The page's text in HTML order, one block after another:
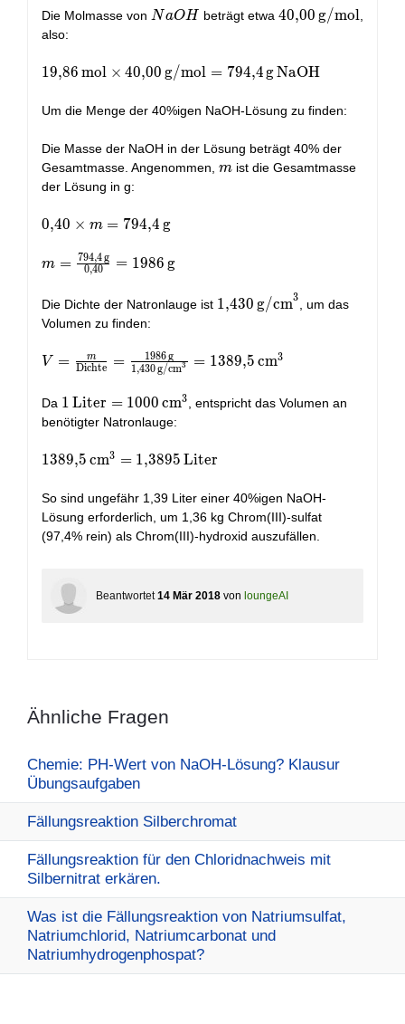
\times 6 =
19,86 \,
\text{NaOH}
Die Molmasse von NaOH
NaOH beträgt etwa 40,00 \,
40,00 g/mol,
also:
19,86 \,
\times 40,00
\text{g/mol}
= 794,4 \,
\text{g} \,
\text{NaOH}
19,86 mol × 40,00 g/mol = 794,4gNaOH
Um die Menge der 40%igen NaOH-Lösung zu finden:
Die Masse der NaOH in der Lösung beträgt 40% der
Gesamtmasse. Angenommen, m
m ist die Gesamtmasse
der Lösung in g:
0,40
m =
794,4 \,
\text{g}
0,40 × m = 794,4 g
m =
\frac{794,4
\,
\text{g}}
1986 \,
\text{g}
m = 0,40
794,4g = 1986 g
Die Dichte der Natronlauge ist 1,430 \,
1,430 g/cm3
, um das
Volumen zu finden:
V = \frac{m}
{\text{Dichte}}
= \frac{1986 \,
\text{g}}{1,430
\text{g/cm}^3}
= 1389,5 \,
V = Dichte
m = 1,430g/cm3
1986g = 1389,5 cm3
Da 1 \,
\text{Liter}
\text{cm}^3
1 Liter = 1000 cm3
, entspricht das Volumen an
benötigter Natronlauge:
1389,5 \,
= 1,3895 \,
\text{Liter}
1389,5 cm3 = 1,3895 Liter
So sind ungefähr 1,39 Liter einer 40%igen NaOH-
Lösung erforderlich, um 1,36 kg Chrom(III)-sulfat
(97,4% rein) als Chrom(III)-hydroxid auszufällen.
Beantwortet 14 Mär 2018 von loungeAI
Ähnliche Fragen
Chemie: PH-Wert von NaOH-Lösung? Klausur
Übungsaufgaben
Fällungsreaktion Silberchromat
Fällungsreaktion für den Chloridnachweis mit
Silbernitrat erkären.
Was ist die Fällungsreaktion von Natriumsulfat,
Natriumchlorid, Natriumcarbonat und
Natriumhydrogenphospat?